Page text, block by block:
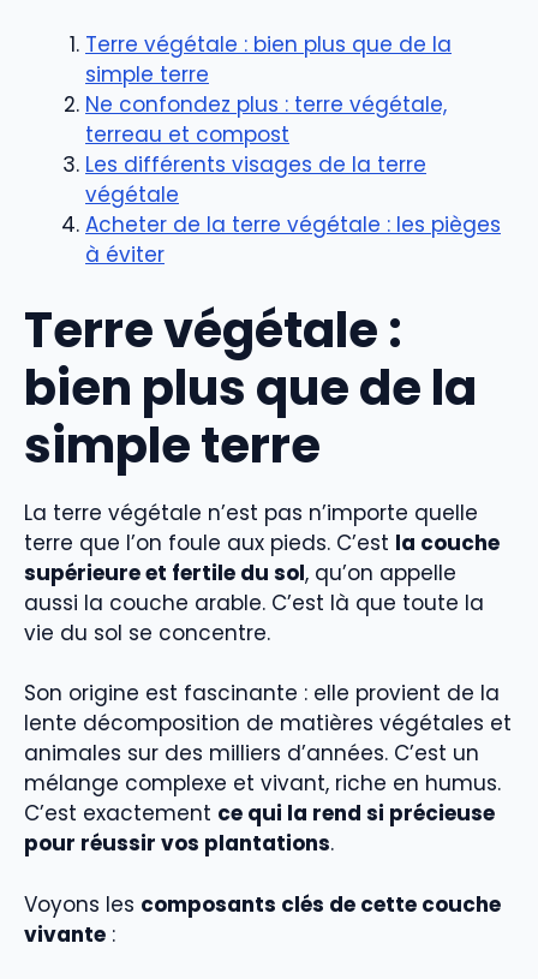
Terre végétale : bien plus que de la
simple terre
Ne confondez plus : terre végétale,
terreau et compost
Les différents visages de la terre
végétale
Acheter de la terre végétale : les pièges
à éviter
Terre végétale :
bien plus que de la
simple terre
La terre végétale n’est pas n’importe quelle
terre que l’on foule aux pieds. C’est la couche
supérieure et fertile du sol, qu’on appelle
aussi la couche arable. C’est là que toute la
vie du sol se concentre.
Son origine est fascinante : elle provient de la
lente décomposition de matières végétales et
animales sur des milliers d’années. C’est un
mélange complexe et vivant, riche en humus.
C’est exactement ce qui la rend si précieuse
pour réussir vos plantations.
Voyons les composants clés de cette couche
vivante :